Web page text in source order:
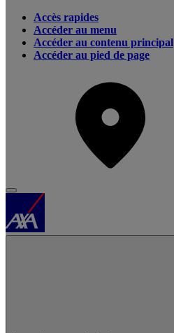
Accès rapides
Accéder au menu
Accéder au contenu principal
Accéder au pied de page